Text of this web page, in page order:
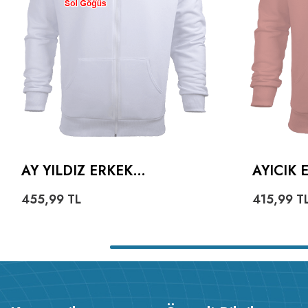
AY YILDIZ ERKEK
455,99 TL
AYICIK
415,99